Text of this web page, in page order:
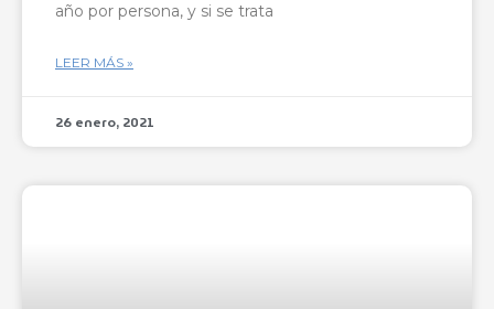
año por persona, y si se trata
LEER MÁS »
26 enero, 2021